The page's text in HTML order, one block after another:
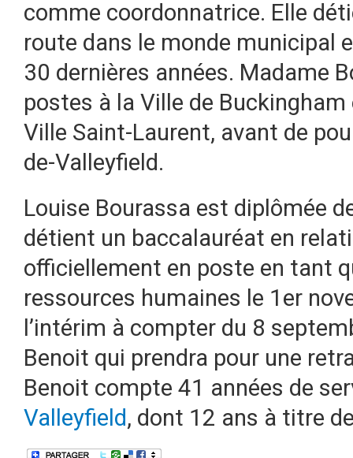
comme coordonnatrice. Elle
route dans le monde municipal
30 dernières années. Madame
postes à la Ville de
Ville Saint-Laurent, avant de
de-Valleyfield.
Louise Bourassa est diplômée
détient un baccalauréat en
officiellement en poste en tant
ressources humaines le 1er
l’intérim à compter du 8
Benoit qui prendra pour une
Benoit compte 41 années de
Valleyfield, dont 12 ans à titre